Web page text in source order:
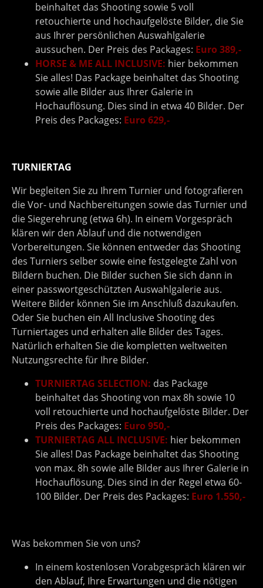
beinhaltet das Shooting sowie 5 voll
retouchierte und hochaufgelöste Bilder, die Sie
aus Ihrer persönlichen Auswahlgalerie
aussuchen. Der Preis des Packages: Euro 389,-
HORSE & ME ALL INCLUSIVE: hier bekommen
Sie alles! Das Package beinhaltet das Shooting
sowie alle Bilder aus Ihrer Galerie in
Hochauflösung. Dies sind in etwa 40 Bilder. Der
Preis des Packages: Euro 629,-
TURNIERTAG
Wir begleiten Sie zu Ihrem Turnier und fotografieren
die Vor- und Nachbereitungen sowie das Turnier und
die Siegerehrung (etwa 6h). In einem Vorgespräch
klären wir den Ablauf und die notwendigen
Vorbereitungen. Sie können entweder das Shooting
des Turniers selber sowie eine festgelegte Zahl von
Bildern buchen. Die Bilder suchen Sie sich dann in
einer passwortgeschützten Auswahlgalerie aus.
Weitere Bilder können Sie im Anschluß dazukaufen.
Oder Sie buchen ein All Inclusive Shooting des
Turniertages und erhalten alle Bilder des Tages.
Natürlich erhalten Sie die kompletten weltweiten
Nutzungsrechte für Ihre Bilder.
TURNIERTAG SELECTION: das Package
beinhaltet das Shooting von max 8h sowie 10
voll retouchierte und hochaufgelöste Bilder. Der
Preis des Packages: Euro 950,-
TURNIERTAG ALL INCLUSIVE: hier bekommen
Sie alles! Das Package beinhaltet das Shooting
von max. 8h sowie alle Bilder aus Ihrer Galerie in
Hochauflösung. Dies sind in der Regel etwa 60-
100 Bilder. Der Preis des Packages: Euro 1.550,-
Was bekommen Sie von uns?
In einem kostenlosen Vorabgespräch klären wir
den Ablauf, Ihre Erwartungen und die nötigen